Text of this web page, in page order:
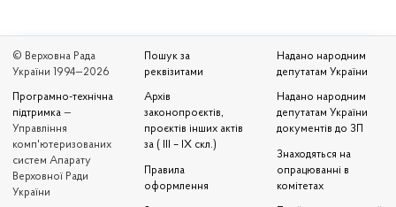
© Верховна Рада
України 1994—2026
Програмно-технічна
підтримка —
Управління
комп'ютеризованих
систем Апарату
Верховної Ради
України
Пошук за
реквізитами
Архів
законопроєктів,
проєктів інших актів
за ( III – IX скл.)
Правила
оформлення
Надано народним
депутатам України
Надано народним
депутатам України
документів до ЗП
Знаходяться на
опрацюванні в
комітетах